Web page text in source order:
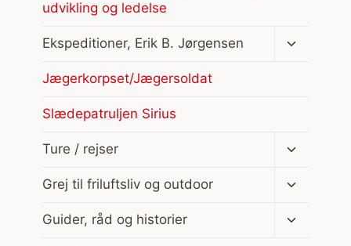
udvikling og ledelse
Ekspeditioner, Erik B. Jørgensen
Skift
Jægerkorpset/Jægersoldat
Slædepatruljen Sirius
Ture / rejser
Skift
Grej til friluftsliv og outdoor
Skift
Guider, råd og historier
Skift